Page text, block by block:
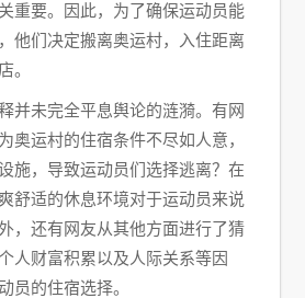
重要。因此，为了确保运动员能
他们决定搬离奥运村，入住距离
。
并未完全平息舆论的涟漪。有网
奥运村的住宿条件不尽如人意，
施，导致运动员们选择逃离？在
舒适的休息环境对于运动员来说
，还有网友从其他方面进行了猜
人财富积累以及人际关系等因
员的住宿选择。